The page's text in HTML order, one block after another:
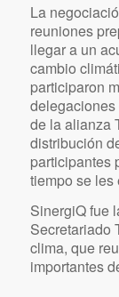
La
reuniones
llegar a un
cambio
participaron
de la alianza
distribución
participantes
tiempo se les
SinergiQ fue
Secretariado
clima, que
importantes